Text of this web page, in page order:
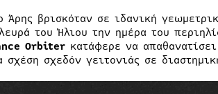
βρισκόταν σε ιδανική
του Ήλιου την ημέρα του
Orbiter κατάφερε να
σχεδόν γειτονιάς σε